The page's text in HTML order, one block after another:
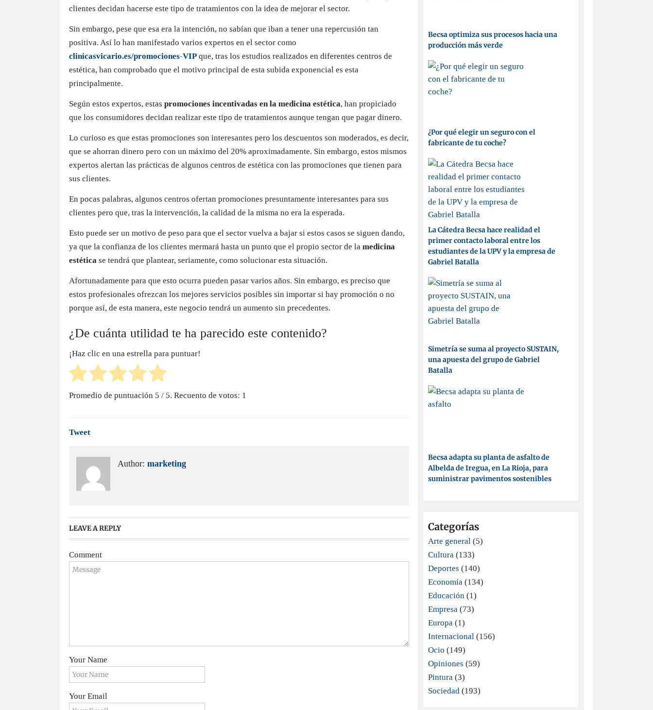
clientes decidan hacerse este tipo de tratamientos con la idea de mejorar el sector.
Sin embargo, pese que esa era la intención, no sabían que iban a tener una repercusión tan
positiva. Así lo han manifestado varios expertos en el sector como
clinicasvicario.es/promociones-VIP que, tras los estudios realizados en diferentes centros de
estética, han comprobado que el motivo principal de esta subida exponencial es esta
principalmente.
Según estos expertos, estas promociones incentivadas en la medicina estética, han propiciado
que los consumidores decidan realizar este tipo de tratamientos aunque tengan que pagar dinero.
Lo curioso es que estas promociones son interesantes pero los descuentos son moderados, es decir,
que se ahorran dinero pero con un máximo del 20% aproximadamente. Sin embargo, estos mismos
expertos alertan las prácticas de algunos centros de estética con las promociones que tienen para
sus clientes.
En pocas palabras, algunos centros ofertan promociones presuntamente interesantes para sus
clientes pero que, tras la intervención, la calidad de la misma no era la esperada.
Esto puede ser un motivo de peso para que el sector vuelva a bajar si estos casos se siguen dando,
ya que la confianza de los clientes mermará hasta un punto que el propio sector de la medicina
estética se tendrá que plantear, seriamente, como solucionar esta situación.
Afortunadamente para que esto ocurra pueden pasar varios años. Sin embargo, es preciso que
estos profesionales ofrezcan los mejores servicios posibles sin importar si hay promoción o no
porque así, de esta manera, este negocio tendrá un aumento sin precedentes.
¿De cuánta utilidad te ha parecido este contenido?
¡Haz clic en una estrella para puntuar!
Promedio de puntuación 5 / 5. Recuento de votos: 1
Tweet
Author: marketing
LEAVE A REPLY
Comment
Your Name
Your Email
Becsa optimiza sus procesos hacia una
producción más verde
¿Por qué elegir un seguro con el
fabricante de tu coche?
La Cátedra Becsa hace realidad el
primer contacto laboral entre los
estudiantes de la UPV y la empresa de
Gabriel Batalla
Simetría se suma al proyecto SUSTAIN,
una apuesta del grupo de Gabriel
Batalla
Becsa adapta su planta de asfalto de
Albelda de Iregua, en La Rioja, para
suministrar pavimentos sostenibles
Categorías
Arte general (5)
Cultura (133)
Deportes (140)
Economía (134)
Educación (1)
Empresa (73)
Europa (1)
Internacional (156)
Ocio (149)
Opiniones (59)
Pintura (3)
Sociedad (193)